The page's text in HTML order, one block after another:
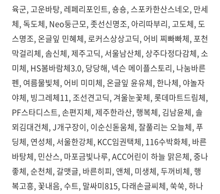
육군, 고운바탕, 레페리포인트, 숑숑, 스포카한산스네오, 만세
체, 독도체, Neo둥근모, 좃선신명조, 아리따부리, 고도체, 도
스명조, 온글잎 민혜체, 로커스상상고딕, 어비 찌빠빠체, 포천
막걸리체, 솜신체, 제주고딕, 서울남산체, 상주다정다감체, 소
미체, HS봄바람체3.0, 당당해, 넥슨 메이플스토리, 나눔바른
펜, 여름물빛체, 어비 미미체, 온글잎 윤유체, 한나체, 야놀자
야체, 빙그레체11, 조선견고딕, 겨울눈꽃체, 롯데마트드림체,
PF스타디스트, 손편지체, 제주한라산, 행복체, 김남윤체, 솔
뫼김대건체, J개구장이, 이순신돋움체, 잘풀리는 오늘체, 푸
딩체, 연성체, 서울한강체, KCC임권택체, 116수박화체, 바른
바탕체, 민산스, 마포금빛나루, ACC어린이 하늘 맑은체, 중나
좋체, 순천체, 갈맷글, 바른히피, 앤체, 미생체, 두꺼비체, 행
복고흥, 꽃내음, 수트, 말싸미815, 다래손글씨체, 쑥쑥, 하나